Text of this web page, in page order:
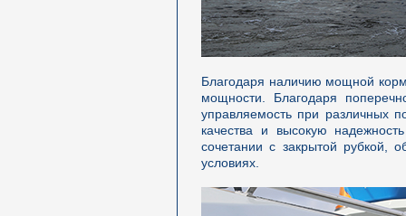
Благодаря наличию мощной
мощности. Благодаря
управляемость при различных
качества и высокую
сочетании с закрытой рубкой,
условиях.